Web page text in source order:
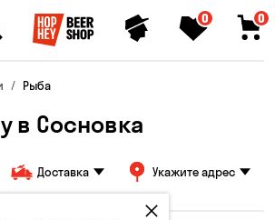
0 0
Рыба
в Сосновка
Доставка Укажите адрес